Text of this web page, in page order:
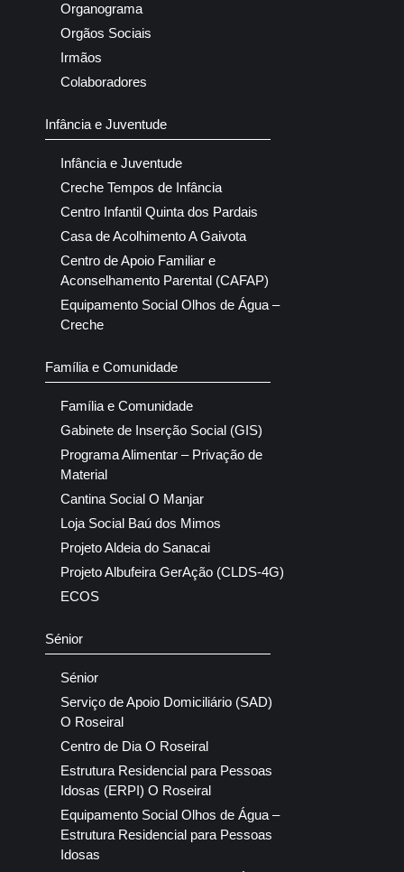
Organograma
Orgãos Sociais
Irmãos
Colaboradores
Infância e Juventude
Infância e Juventude
Creche Tempos de Infância
Centro Infantil Quinta dos Pardais
Casa de Acolhimento A Gaivota
Centro de Apoio Familiar e
Aconselhamento Parental (CAFAP)
Equipamento Social Olhos de Água –
Creche
Família e Comunidade
Família e Comunidade
Gabinete de Inserção Social (GIS)
Programa Alimentar – Privação de
Material
Cantina Social O Manjar
Loja Social Baú dos Mimos
Projeto Aldeia do Sanacai
Projeto Albufeira GerAção (CLDS-4G)
ECOS
Sénior
Sénior
Serviço de Apoio Domiciliário (SAD)
O Roseiral
Centro de Dia O Roseiral
Estrutura Residencial para Pessoas
Idosas (ERPI) O Roseiral
Equipamento Social Olhos de Água –
Estrutura Residencial para Pessoas
Idosas